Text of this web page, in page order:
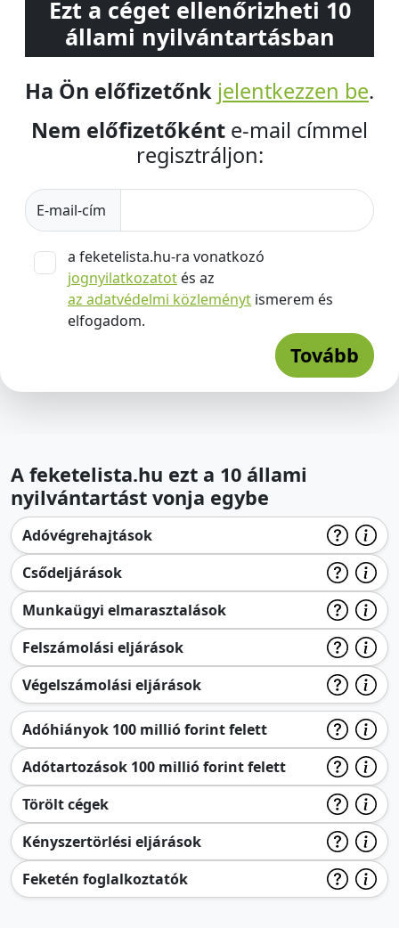
Ezt a céget ellenőrizheti 10
állami nyilvántartásban
Ha Ön előfizetőnk jelentkezzen be.
Nem előfizetőként e-mail címmel
regisztráljon:
E-mail-cím
a feketelista.hu-ra vonatkozó
jognyilatkozatot és az
az adatvédelmi közleményt ismerem és
elfogadom.
Tovább
A feketelista.hu ezt a 10 állami
nyilvántartást vonja egybe
Adóvégrehajtások
Csődeljárások
Munkaügyi elmarasztalások
Felszámolási eljárások
Végelszámolási eljárások
Adóhiányok 100 millió forint felett
Adótartozások 100 millió forint felett
Törölt cégek
Kényszertörlési eljárások
Feketén foglalkoztatók